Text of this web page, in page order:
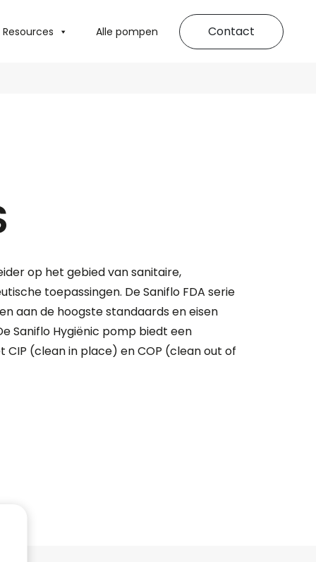
Resources Alle pompen Contact
op het gebied van sanitaire,
toepassingen. De Saniflo FDA serie
aan de hoogste standaards en eisen
Saniflo Hygiënic pomp biedt een
CIP (clean in place) en COP (clean out of